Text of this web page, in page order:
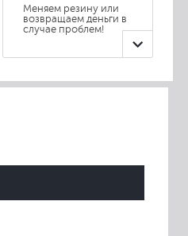
Меняем резину или
возвращаем деньги в
случае проблем!